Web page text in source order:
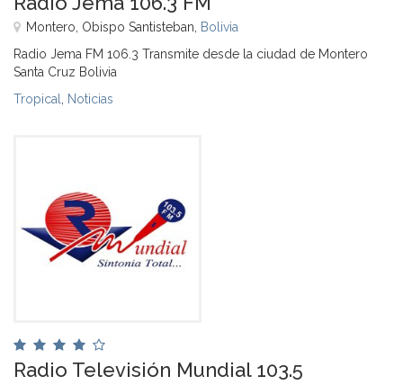
Montero, Obispo Santisteban, Bolivia
Radio Jema FM 106.3 Transmite desde la ciudad de Montero
Santa Cruz Bolivia
Tropical
Noticias
Radio Televisión Mundial 103.5